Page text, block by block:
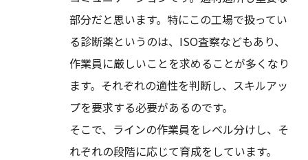
部分だと思います。特にこの工場で扱ってい
る診断薬というのは、ISO査察などもあり、
作業員に厳しいことを求めることが多くなり
ます。それぞれの適性を判断し、スキルアッ
プを要求する必要があるのです。
そこで、ラインの作業員をレベル分けし、そ
れぞれの段階に応じて育成をしています。